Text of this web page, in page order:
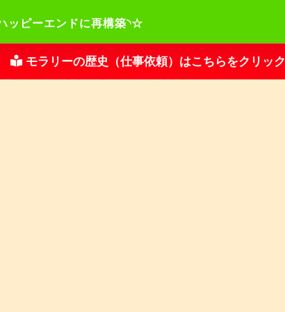
モラリーの歴史（仕事依頼）はこちらをクリック